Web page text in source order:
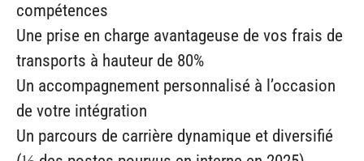
compétences
Une prise en charge avantageuse de vos frais de
transports à hauteur de 80%
Un accompagnement personnalisé à l’occasion
de votre intégration
Un parcours de carrière dynamique et diversifié